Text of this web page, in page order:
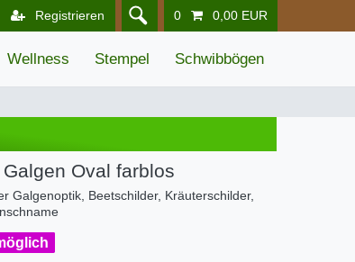
Registrieren 0 0,00 EUR
Wellness Stempel Schwibbögen
Oval farblos
Galgenoptik, Beetschilder, Kräuterschilder,